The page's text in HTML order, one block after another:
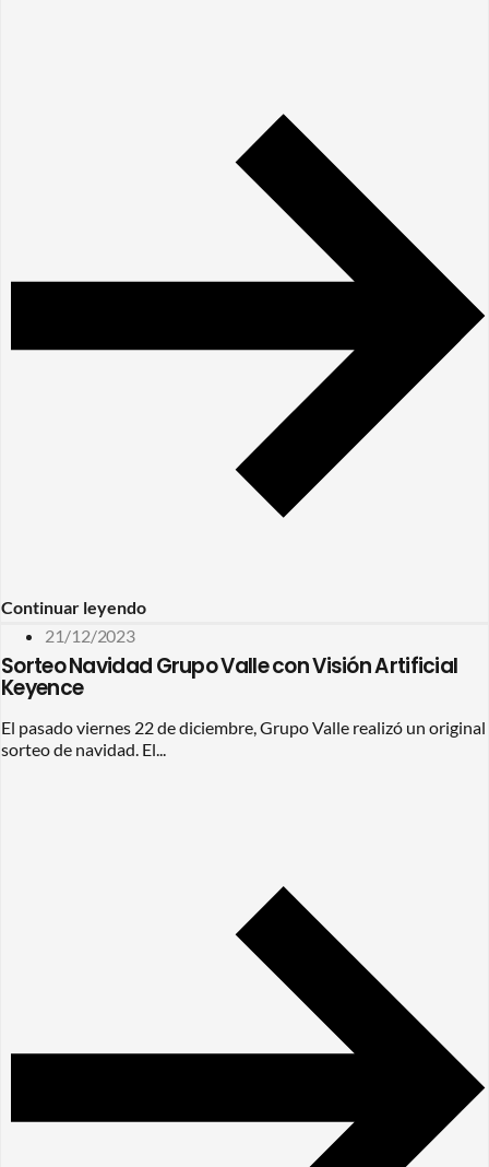
Continuar leyendo
21/12/2023
Sorteo Navidad Grupo Valle con Visión Artificial
Keyence
El pasado viernes 22 de diciembre, Grupo Valle realizó un original
sorteo de navidad. El...